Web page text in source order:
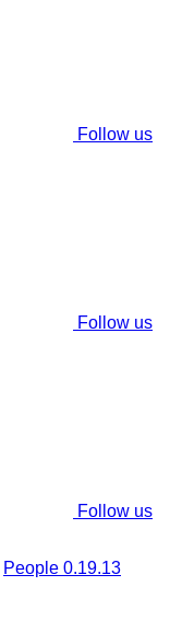
Follow us
Follow us
Follow us
People 0.19.13